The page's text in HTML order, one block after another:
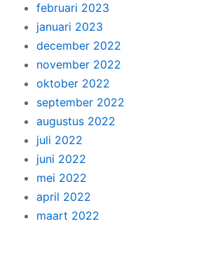
februari 2023
januari 2023
december 2022
november 2022
oktober 2022
september 2022
augustus 2022
juli 2022
juni 2022
mei 2022
april 2022
maart 2022